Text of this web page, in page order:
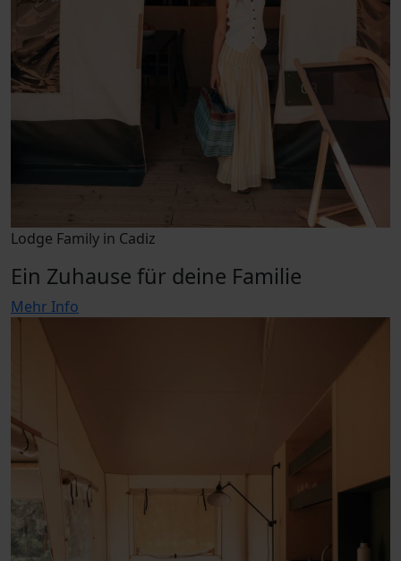
Lodge Family in Cadiz
Ein Zuhause für deine Familie
Mehr Info